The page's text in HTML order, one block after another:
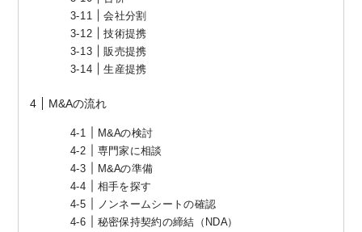
会社分割
技術提携
販売提携
生産提携
M&Aの流れ
M&Aの検討
専門家に相談
M&Aの準備
相手を探す
ノンネームシートの確認
秘密保持契約の締結（NDA）